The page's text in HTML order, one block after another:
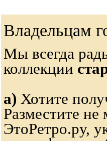
Владельцам
Мы всегда
коллекции
а) Хотите
Разместите
ЭтоРетро.ру,